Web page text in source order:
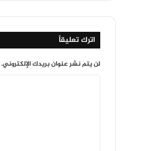
اترك تعليقاً
لن يتم نشر عنوان بريدك الإلكتروني.